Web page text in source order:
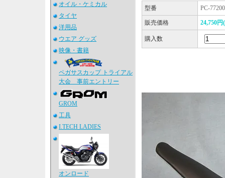
オイル・ケミカル
タイヤ
洋用品
ウエア グッズ
映像・書籍
ペガサスカップ トライアル
大会 事前エントリー
GROM
工具
I.TECH LADIES
オンロード
型番 PC-
販売価格 24,750円
購入数